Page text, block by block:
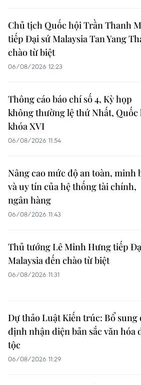
Chủ tịch Quốc hội Trần Thanh
tiếp Đại sứ Malaysia Tan Yang
chào từ biệt
06/08/2026 12:23
Thông cáo báo chí số 4, Kỳ họp
không thường lệ thứ Nhất, Quốc
khóa XVI
06/08/2026 11:54
Nâng cao mức độ an toàn, minh
và uy tín của hệ thống tài chính,
ngân hàng
06/08/2026 11:43
Thủ tướng Lê Minh Hưng tiếp
Malaysia đến chào từ biệt
06/08/2026 11:31
Dự thảo Luật Kiến trúc: Bổ sung
định nhận diện bản sắc văn hóa
tộc
06/08/2026 11:29